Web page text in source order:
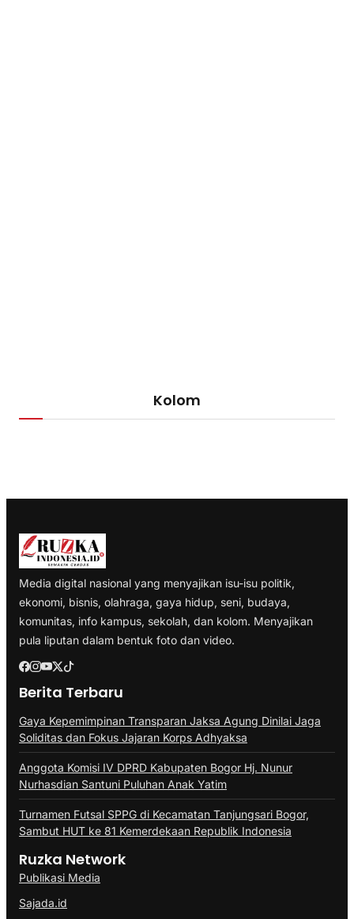
Kolom
Media digital nasional yang menyajikan isu-isu politik,
ekonomi, bisnis, olahraga, gaya hidup, seni, budaya,
komunitas, info kampus, sekolah, dan kolom. Menyajikan
pula liputan dalam bentuk foto dan video.
Berita Terbaru
Gaya Kepemimpinan Transparan Jaksa Agung Dinilai Jaga
Soliditas dan Fokus Jajaran Korps Adhyaksa
Anggota Komisi IV DPRD Kabupaten Bogor Hj. Nunur
Nurhasdian Santuni Puluhan Anak Yatim
Turnamen Futsal SPPG di Kecamatan Tanjungsari Bogor,
Sambut HUT ke 81 Kemerdekaan Republik Indonesia
Ruzka Network
Publikasi Media
Sajada.id